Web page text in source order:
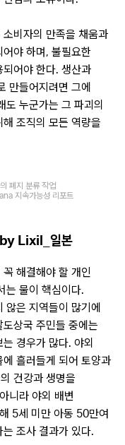
비자의 만족을 채움과
야 하며, 불필요한
어야 한다. 생산과
만들어지려면 그에
도 누군가는 그 파괴의
조직의 모든 역량을
폐지 분류 작업
지속가능성 리포트
Lixil_일본
해결해야 할 개인
는 물이 핵심이다.
않은 지역들이 많기에
상국 주민들 중에는
경우가 많다. 야외
흘러들게 되어 토양과
건강과 생명을
니라 야외 배변
5세 미만 아동 50만여
조사 결과가 있다.